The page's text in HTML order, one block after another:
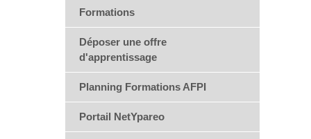
Formations
Déposer une offre
d'apprentissage
Planning Formations AFPI
Portail NetYpareo